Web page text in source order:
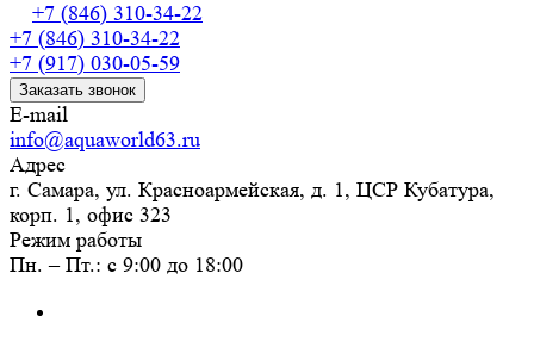
+7 (846) 310-34-22
+7 (846) 310-34-22
+7 (917) 030-05-59
Заказать звонок
E-mail
info@aquaworld63.ru
Адрес
г. Самара, ул. Красноармейская, д. 1, ЦСР Кубатура,
корп. 1, офис 323
Режим работы
Пн. – Пт.: с 9:00 до 18:00